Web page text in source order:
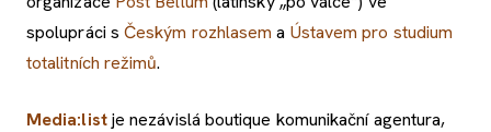
spolupráci sČeským rozhlasem a Ústavem pro studium
totalitních režimů.
Media:listje nezávislá boutique komunikační agentura,